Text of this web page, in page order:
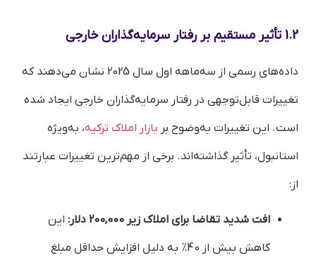
1.2 تأثیر مستقیم بر رفتار سرمایه‌گذاران خارجی
داده‌های رسمی از سه‌ماهه اول سال 2025 نشان می‌دهند که
تغییرات قابل‌توجهی در رفتار سرمایه‌گذاران خارجی ایجاد شده
است. این تغییرات به‌وضوح بر بازار املاک ترکیه، به‌ویژه
استانبول، تأثیر گذاشته‌اند. برخی از مهم‌ترین تغییرات عبارتند
از:
افت شدید تقاضا برای املاک زیر 200,000 دلار:
این
کاهش بیش از 40% به دلیل افزایش حداقل مبلغ